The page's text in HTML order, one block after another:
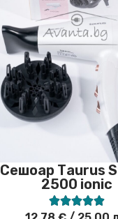
Сешоар Тaurus
2500 ionic
